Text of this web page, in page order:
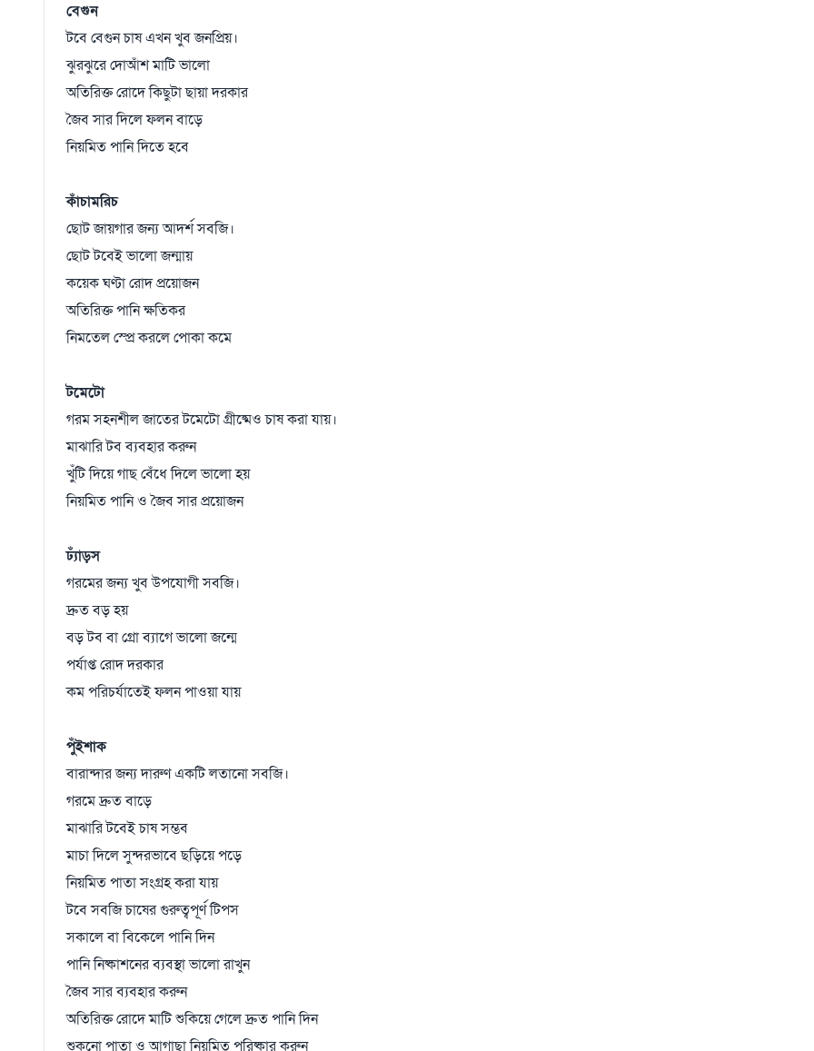
বেগুন
টবে বেগুন চাষ এখন খুব জনপ্রিয়।
ঝুরঝুরে দোআঁশ মাটি ভালো
অতিরিক্ত রোদে কিছুটা ছায়া দরকার
জৈব সার দিলে ফলন বাড়ে
নিয়মিত পানি দিতে হবে
কাঁচামরিচ
ছোট জায়গার জন্য আদর্শ সবজি।
ছোট টবেই ভালো জন্মায়
কয়েক ঘণ্টা রোদ প্রয়োজন
অতিরিক্ত পানি ক্ষতিকর
নিমতেল স্প্রে করলে পোকা কমে
টমেটো
গরম সহনশীল জাতের টমেটো গ্রীষ্মেও চাষ করা যায়।
মাঝারি টব ব্যবহার করুন
খুঁটি দিয়ে গাছ বেঁধে দিলে ভালো হয়
নিয়মিত পানি ও জৈব সার প্রয়োজন
ঢ্যাঁড়স
গরমের জন্য খুব উপযোগী সবজি।
দ্রুত বড় হয়
বড় টব বা গ্রো ব্যাগে ভালো জন্মে
পর্যাপ্ত রোদ দরকার
কম পরিচর্যাতেই ফলন পাওয়া যায়
পুঁইশাক
বারান্দার জন্য দারুণ একটি লতানো সবজি।
গরমে দ্রুত বাড়ে
মাঝারি টবেই চাষ সম্ভব
মাচা দিলে সুন্দরভাবে ছড়িয়ে পড়ে
নিয়মিত পাতা সংগ্রহ করা যায়
টবে সবজি চাষের গুরুত্বপূর্ণ টিপস
সকালে বা বিকেলে পানি দিন
পানি নিষ্কাশনের ব্যবস্থা ভালো রাখুন
জৈব সার ব্যবহার করুন
অতিরিক্ত রোদে মাটি শুকিয়ে গেলে দ্রুত পানি দিন
শুকনো পাতা ও আগাছা নিয়মিত পরিষ্কার করুন